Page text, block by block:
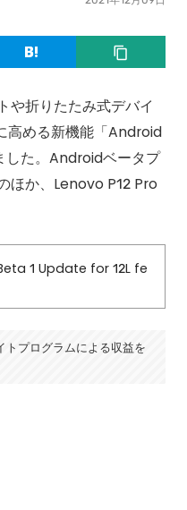
や折りたたみ式デバイ
高める新機能「Android
した。Androidベータプ
ほか、Lenovo P12 Pro
1 Update for 12L fe
トプログラムによる収益を